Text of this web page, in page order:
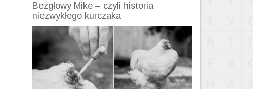
Bezgłowy Mike – czyli historia
niezwykłego kurczaka